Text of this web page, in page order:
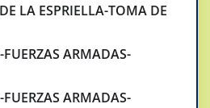
LA ESPRIELLA-TOMA DE
ARMADAS-
ARMADAS-